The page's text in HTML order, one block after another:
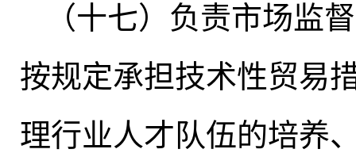
（十七）负责市场监
按规定承担技术性贸易
理行业人才队伍的培养